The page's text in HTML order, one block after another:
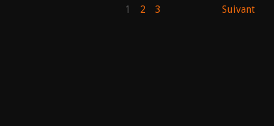
1 2 3 Suivant